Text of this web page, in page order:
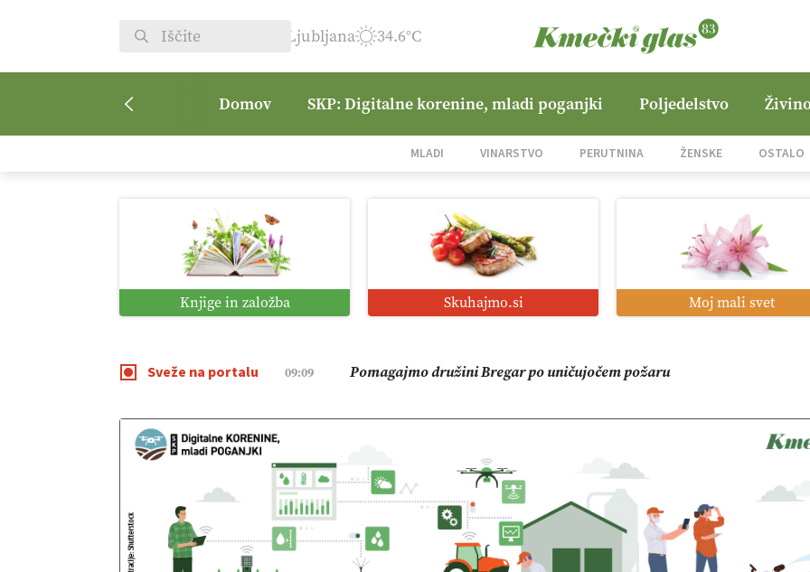
Ljubljana 34.6°C
Domov SKP: Digitalne korenine, mladi poganjki Poljedelstvo
MLADI VINARSTVO PERUTNINA ŽENSKE OSTALO
Knjige in založba Skuhajmo.si Moj mali svet
Sveže na portalu
07:00 Kmetijski roboti: bo o njihovi prihodnosti odločala cena ali prednosti
12:11 Digitalizacija z GPS navigacijo in avtonomnimi sistemi
09:09 Pomagajmo družini Bregar po uničujočem požaru
08:45 Vročina in suša obremenjujeta evropsko kmetijstvo